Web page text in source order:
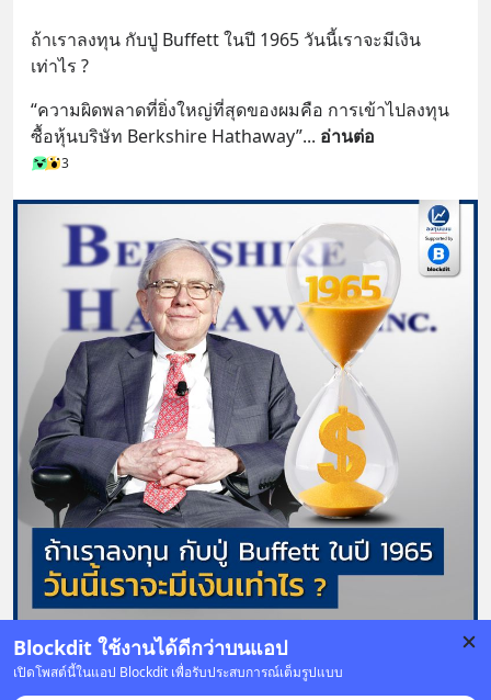
Blockdit ใช้งานได้ดีกว่าบนแอป
เปิดโพสต์นี้ในแอป Blockdit เพื่อรับประสบการณ์เต็มรูปแบบ
ถ้าเราลงทุน กับปู่ Buffett ในปี 1965 วันนี้เราจะมีเงิน
เท่าไร ?
“ความผิดพลาดที่ยิ่งใหญ่ที่สุดของผมคือ การเข้าไปลงทุน
ซื้อหุ้นบริษัท Berkshire Hathaway”... อ่านต่อ
3